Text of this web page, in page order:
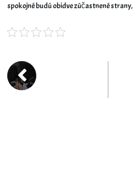
spokojné budú obidve zúčastnené